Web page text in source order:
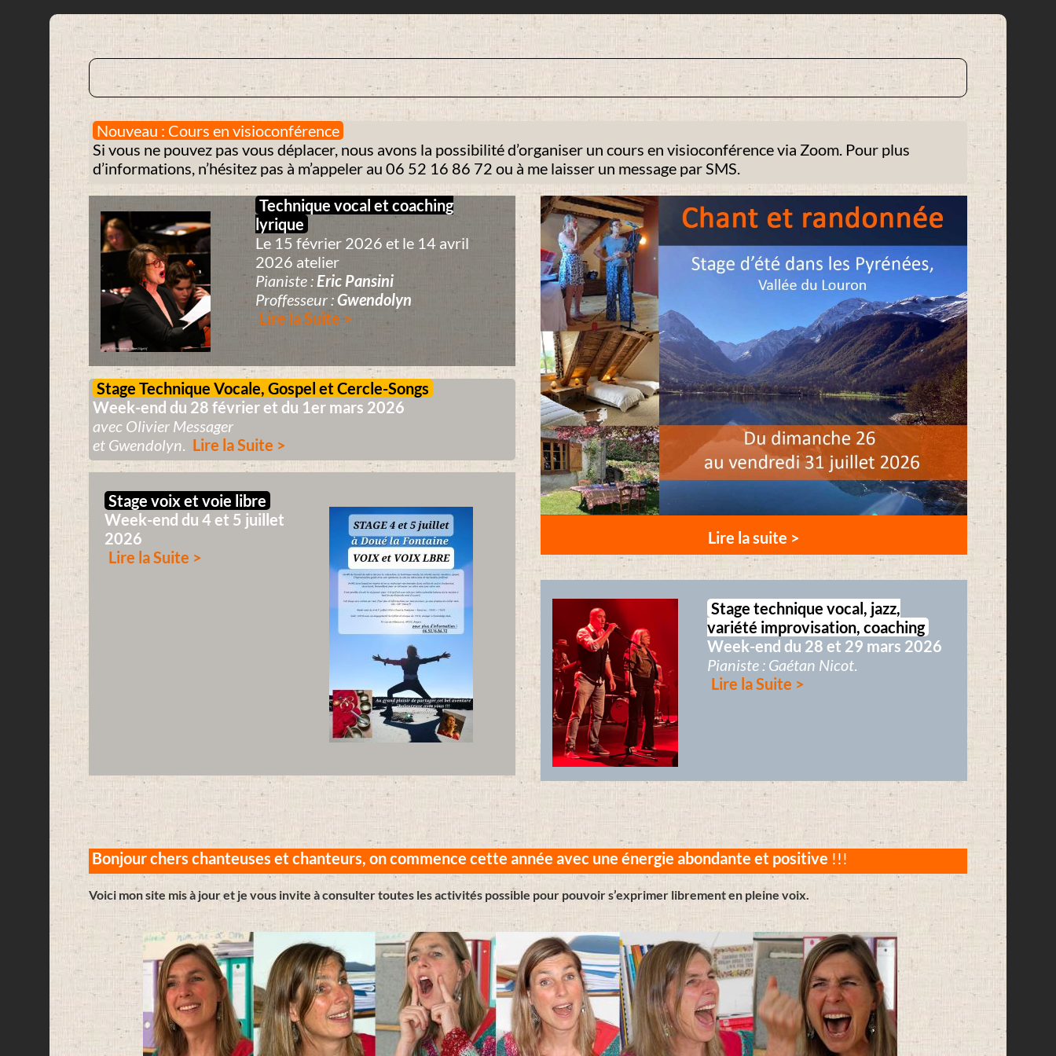
Nouveau : Cours en visioconférence
Si vous ne pouvez pas vous déplacer, nous avons la possibilité d’organiser un cours en visioconférence via Zoom. Pour plus
d’informations, n’hésitez pas à m’appeler au 06 52 16 86 72 ou à me laisser un message par SMS.
Technique vocal et coaching
lyrique
Le 15 février 2026 et le 14 avril
2026 atelier
Pianiste : Eric Pansini
Proffesseur :Gwendolyn
Lire la Suite >
Stage Technique Vocale, Gospel et Cercle-Songs
Week-end du 28 février et du 1er mars 2026
avec Olivier Messager
et Gwendolyn
Lire la Suite >
Stage voix et voie libre
Week-end du 4 et 5 juillet
2026
Lire la Suite >
Lire la suite >
Stage technique vocal, jazz,
variété improvisation, coaching
Week-end du 28 et 29 mars 2026
Pianiste : Gaétan Nicot.
Lire la Suite >
Bonjour chers chanteuses et chanteurs, on commence cette année avec une énergie abondante et positive !!!
Voici mon site mis à jour et je vous invite à consulter toutes les activités possible pour pouvoir s’exprimer librement en pleine voix.